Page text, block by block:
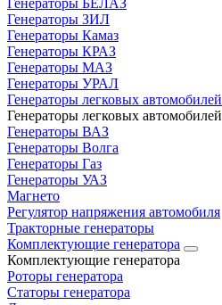
Генераторы БЕЛАЗ
Генераторы ЗИЛ
Генераторы Камаз
Генераторы КРАЗ
Генераторы МАЗ
Генераторы УРАЛ
Генераторы легковых автомобилей
Генераторы легковых автомобилей
Генераторы ВАЗ
Генераторы Волга
Генераторы Газ
Генераторы УАЗ
Магнето
Регулятор напряжения автомобиля
Тракторные генераторы
Комплектующие генератора
Комплектующие генератора
Роторы генератора
Статоры генератора